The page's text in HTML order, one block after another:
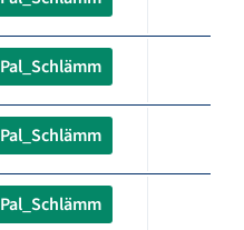
Pal_Schlämm
Pal_Schlämm
Pal_Schlämm